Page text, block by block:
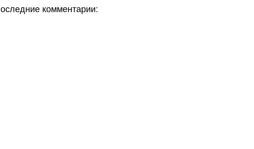
комментарии: